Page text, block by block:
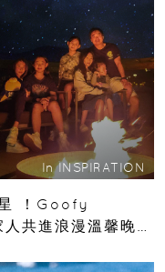
In INSPIRATION
！Goofy
共進浪漫溫馨晚